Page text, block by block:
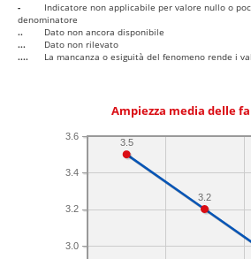
-
Indicatore non applicabile per valore nullo o
denominatore
..
Dato non ancora disponibile
...
Dato non rilevato
....
La mancanza o esiguità del fenomeno rende i
Ampiezza media delle
3.0
3.2
3.4
3.6
3.2
3.5